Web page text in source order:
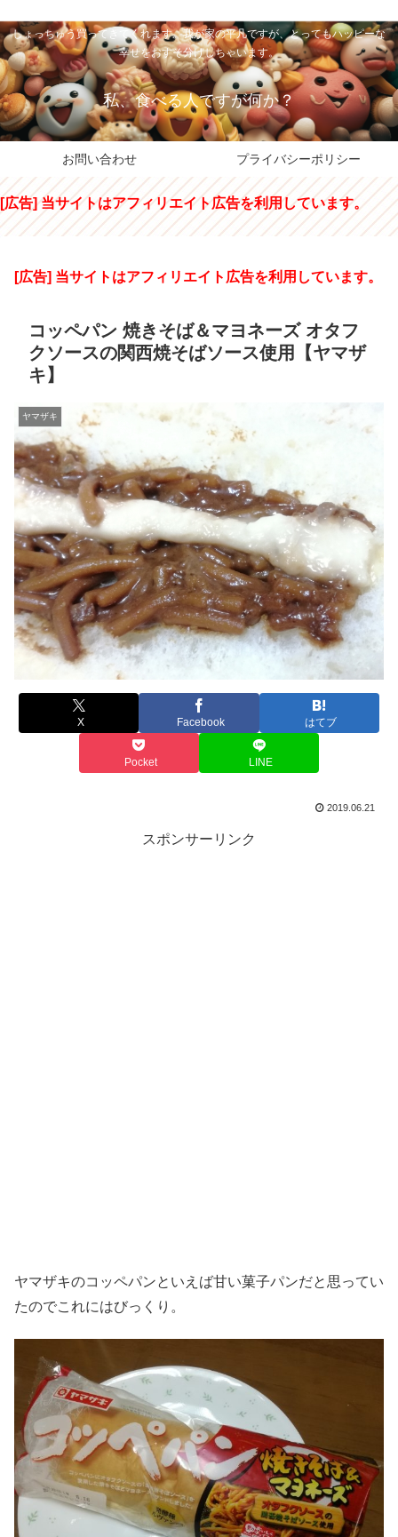
しょっちゅう買ってきてくれます。我が家の平凡ですが、とってもハッピーな
幸せをおすそ分けしちゃいます。
私、食べる人ですが何か？
お問い合わせ プライバシーポリシー
[広告] 当サイトはアフィリエイト広告を利用しています。
[広告] 当サイトはアフィリエイト広告を利用しています。
コッペパン 焼きそば＆マヨネーズ オタフ
クソースの関西焼そばソース使用【ヤマザ
キ】
ヤマザキ
X Facebook はてブ
Pocket LINE
2019.06.21
スポンサーリンク
ヤマザキのコッペパンといえば甘い菓子パンだと思ってい
たのでこれにはびっくり。